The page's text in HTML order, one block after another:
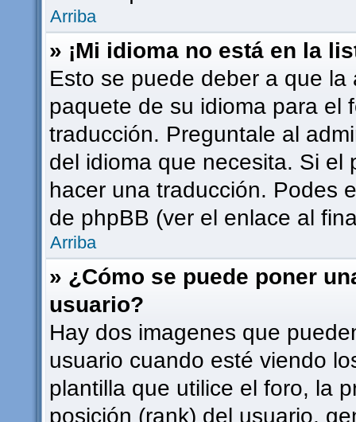
Arriba
» ¡Mi idioma no está en la
Esto se puede deber a que
paquete de su idioma para el
traducción. Preguntale al
del idioma que necesita. Si
hacer una traducción. Podes
de phpBB (ver el enlace al
Arriba
» ¿Cómo se puede poner
usuario?
Hay dos imagenes que
usuario cuando esté viendo
plantilla que utilice el foro, la
posición (rank) del usuario,